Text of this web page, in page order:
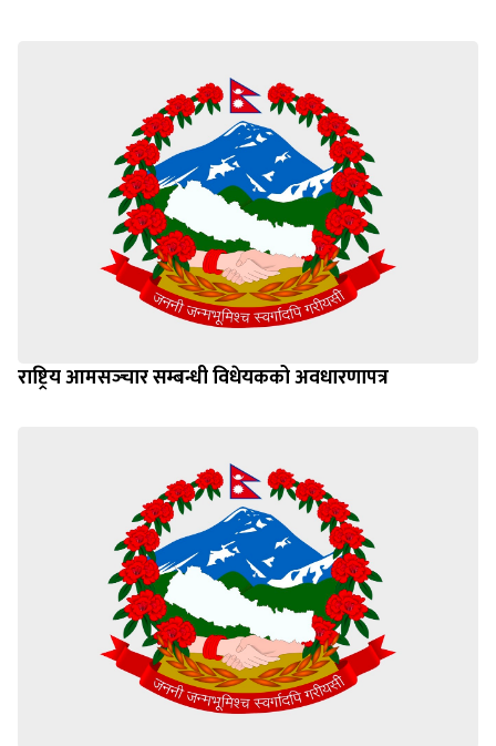
राष्ट्रिय आमसञ्‍चार सम्बन्धी विधेयकको अवधारणापत्र